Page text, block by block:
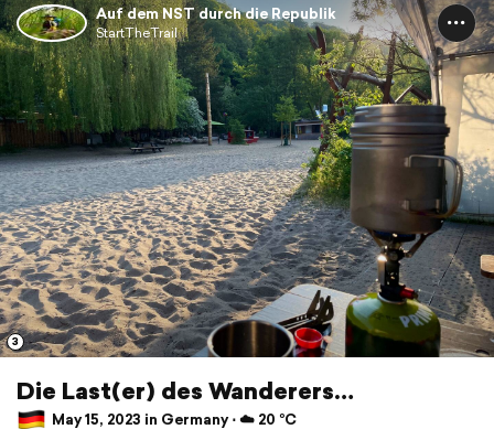
Auf dem NST durch die Republik
StartTheTrail
3
Die Last(er) des Wanderers…
May 15, 2023 in Germany ⋅ ☁️ 20 °C